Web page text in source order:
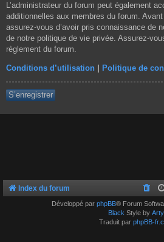
L’administrateur du forum peut également
additionnelles aux membres du forum.
assurez-vous d’avoir pris connaissance de
de notre politique de vie privée. Assurez-
règlement du forum.
Conditions d’utilisation Politique de
S’enregistrer
Index du forum
Développé par phpBB® Forum
Black Style by Arty
Traduit par phpBB-